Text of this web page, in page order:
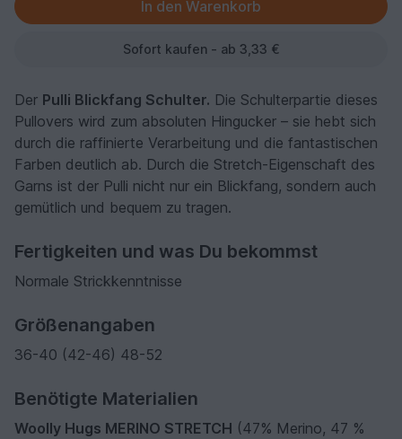
Sofort kaufen - ab 3,33 €
Der Pulli Blickfang Schulter. Die Schulterpartie dieses
Pullovers wird zum absoluten Hingucker – sie hebt sich
durch die raffinierte Verarbeitung und die fantastischen
Farben deutlich ab. Durch die Stretch-Eigenschaft des
Garns ist der Pulli nicht nur ein Blickfang, sondern auch
gemütlich und bequem zu tragen.
Fertigkeiten und was Du bekommst
Normale Strickkenntnisse
Größenangaben
36-40 (42-46) 48-52
Benötigte Materialien
Woolly Hugs MERINO STRETCH (47% Merino, 47 %